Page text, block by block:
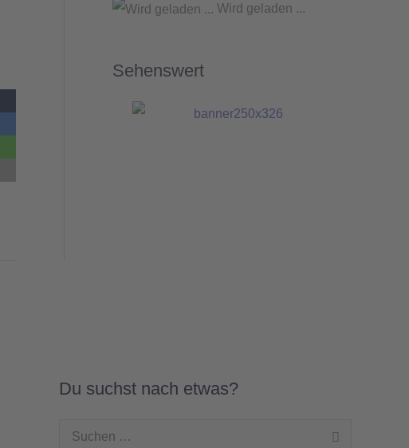
Wird geladen ...
Sehenswert
Du suchst nach etwas?
Suchen